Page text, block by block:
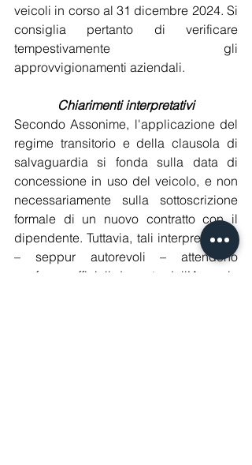
veicoli in corso al 31 dicembre 2024. Si
consiglia pertanto di verificare
tempestivamente gli
approvvigionamenti aziendali.
Chiarimenti interpretativi
Secondo Assonime, l'applicazione del
regime transitorio e della clausola di
salvaguardia si fonda sulla data di
concessione in uso del veicolo, e non
necessariamente sulla sottoscrizione
formale di un nuovo contratto con il
dipendente. Tuttavia, tali interpretazioni
– seppur autorevoli – attendono
conferme ufficiali da parte dell’Agenzia